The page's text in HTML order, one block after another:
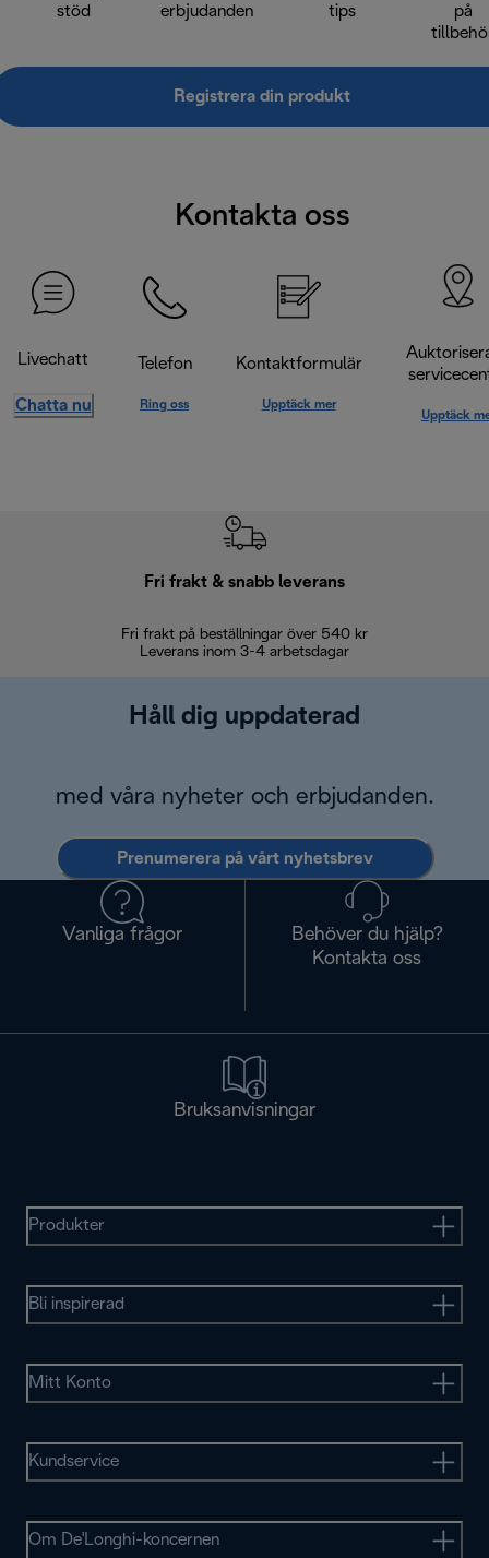
stöd
erbjudanden
tips
på
Registrera din produkt
Kontakta oss
Livechatt
Chatta nu
Telefon
Ring oss
Kontaktformulär
Upptäck mer
Upptäck
Fri frakt & snabb leverans
Fri frakt på beställningar över 540 kr
Leverans inom 3-4 arbetsdagar
Håll dig uppdaterad
med våra nyheter och erbjudanden.
Prenumerera på vårt nyhetsbrev
Vanliga frågor
Behöver du hjälp?
Kontakta oss
Bruksanvisningar
Produkter
Bli inspirerad
Mitt Konto
Kundservice
Om De'Longhi-koncernen